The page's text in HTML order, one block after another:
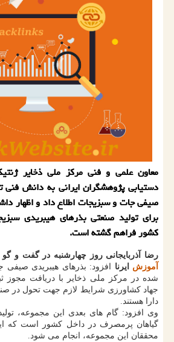
معاون علمی و فنی مرکز ملی ذخایر
دستیابی پژوهشگران ایرانی به دانش فنی
صیفی جات و سبزیجات اطلاع داد و اظهار
برای تولید صنعتی بذرهای هیبریدی
کشور فراهم گشته است.
رضا آذربایجانی روز چهارشنبه در گفت و گو
آموزش ایرنا
افزود: بذرهای هیبریدی
شده در مرکز ملی ذخایر با دریافت مجوز
جهاد کشاورزی شرایط لازم جهت تحول در
دارا هستند.
وی افزود: گام های بعدی این مجموعه،
گیاهان پرمصرف در داخل کشور است که
محققان این مجموعه، انجام می شود.